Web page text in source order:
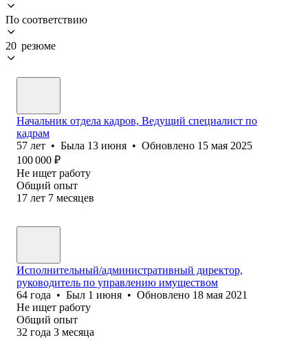
По соответствию
20 резюме
Начальник отдела кадров, Ведущий специалист по
кадрам
57 лет • Была 13 июня • Обновлено 15 мая 2025
100 000 ₽
Не ищет работу
Общий опыт
17 лет 7 месяцев
Исполнительный/административный директор,
руководитель по управлению имуществом
64 года • Был 1 июня • Обновлено 18 мая 2021
Не ищет работу
Общий опыт
32 года 3 месяца